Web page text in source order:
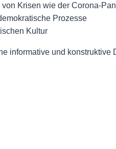
Krisen wie der Corona-
Prozesse
Kultur
informative und konstruktive